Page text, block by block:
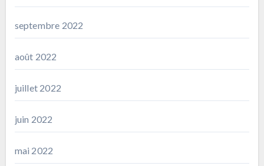
septembre 2022
août 2022
juillet 2022
juin 2022
mai 2022